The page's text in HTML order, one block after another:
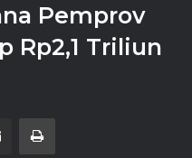
Pemprov
Rp2,1 Triliun
Share via Email Print